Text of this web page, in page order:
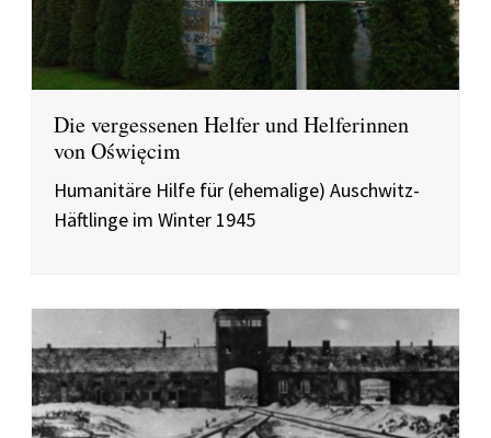
Die vergessenen Helfer und Helferinnen
von Oświęcim
Humanitäre Hilfe für (ehemalige) Auschwitz-
Häftlinge im Winter 1945